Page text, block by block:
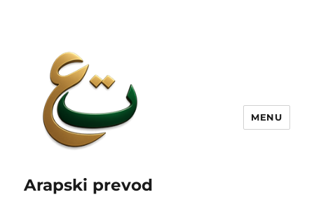
Arapski prevod
MENU